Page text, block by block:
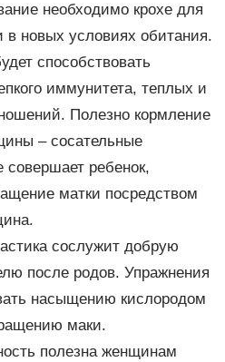
необходимо крохе для
новых условиях обитания.
способствовать
иммунитета, теплых и
Полезно кормление
– сосательные
совершает ребенок,
матки посредством
сослужит добрую
после родов. Упражнения
насыщению кислородом
маки.
полезна женщинам